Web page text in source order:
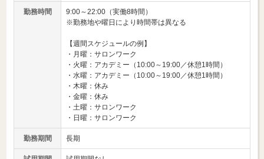
勤務時間
9:00～22:00（実働8時間）
※勤務地や曜日により時間帯は異なる
【週間スケジュールの例】
・月曜：サロンワーク
・火曜：アカデミー（10:00～19:00／休憩1時間）
・水曜：アカデミー（10:00～19:00／休憩1時間）
・木曜：休み
・金曜：休み
・土曜：サロンワーク
・日曜：サロンワーク
勤務期間 長期